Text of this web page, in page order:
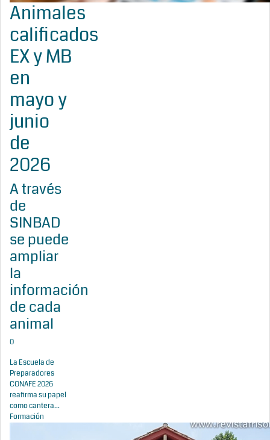
Animales
calificados
EX y MB
en
mayo y
junio
de
2026
A través
de
SINBAD
se puede
ampliar
la
información
de cada
animal
0
La Escuela de
Preparadores
CONAFE 2026
reafirma su papel
como cantera...
Formación